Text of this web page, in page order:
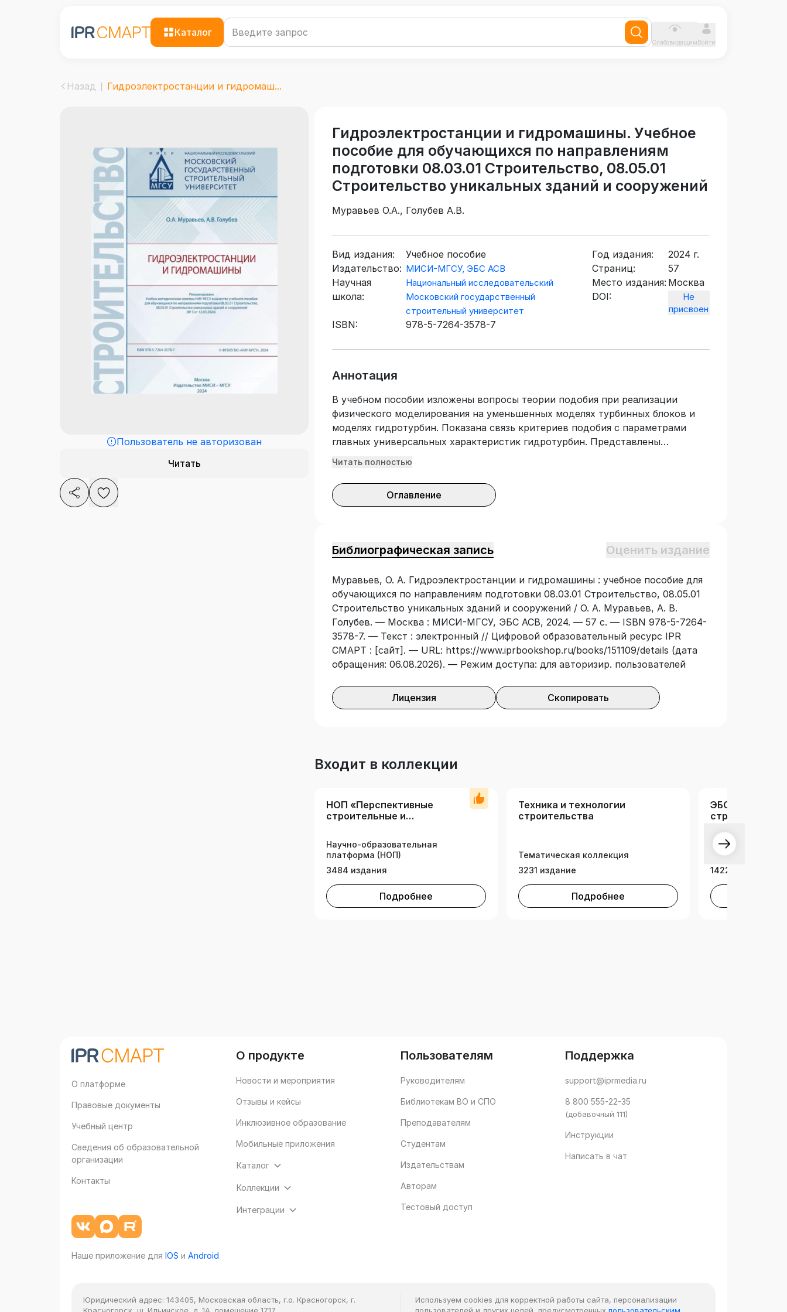
Каталог
СлабовидящимВойти
Назад Гидроэлектростанции и гидромаш...
Пользователь не авторизован
Читать
Гидроэлектростанции и гидромашины. Учебное
пособие для обучающихся по направлениям
подготовки 08.03.01 Строительство, 08.05.01
Строительство уникальных зданий и сооружений
Муравьев О.А., Голубев А.В.
Вид издания:
Учебное пособие
Издательство: МИСИ-МГСУ, ЭБС АСВ
Научная
школа:
Национальный исследовательский
Московский государственный
строительный университет
ISBN: 978-5-7264-3578-7
Год издания:
2024 г.
Страниц:
57
Место издания: Москва
DOI:
Не
присвоен
Аннотация
В учебном пособии изложены вопросы теории подобия при реализации
физического моделирования на уменьшенных моделях турбинных блоков и
моделях гидротурбин. Показана связь критериев подобия с параметрами
главных универсальных характеристик гидротурбин. Представлены
методики определения параметров модели: расхода, напора, давления,
лабораторного стенда для получения энергетических характеристик
активной и реактивной турбин, изложена методика проведения
Читать полностью
Оглавление
Библиографическая запись Оценить издание
Муравьев, О. А. Гидроэлектростанции и гидромашины : учебное пособие для
обучающихся по направлениям подготовки 08.03.01 Строительство, 08.05.01
Строительство уникальных зданий и сооружений / О. А. Муравьев, А. В.
Голубев. — Москва : МИСИ-МГСУ, ЭБС АСВ, 2024. — 57 с. — ISBN 978-5-7264-
3578-7. — Текст : электронный // Цифровой образовательный ресурс IPR
СМАРТ : [сайт]. — URL: https://www.iprbookshop.ru/books/151109/details (дата
обращения: 06.08.2026). — Режим доступа: для авторизир. пользователей
Лицензия Скопировать
Входит в коллекции
НОП «Перспективные
строительные и
Научно-образовательная
платформа (НОП)
3484 издания
Подробнее
Техника и технологии
строительства
Тематическая коллекция
3231 издание
Подробнее
ЭБС
строительных
Научно-
платформа (НОП)
14224 издания
О платформе
Правовые документы
Учебный центр
Сведения об образовательной
организации
Контакты
Наше приложение для IOS и Android
О продукте
Новости и мероприятия
Отзывы и кейсы
Инклюзивное образование
Мобильные приложения
Каталог
Коллекции
Интеграции
Пользователям
Руководителям
Библиотекам ВО и СПО
Преподавателям
Студентам
Издательствам
Авторам
Тестовый доступ
Поддержка
support@iprmedia.ru
8 800 555-22-35
(добавочный 111)
Инструкции
Написать в чат
Юридический адрес: 143405, Московская область, г.о. Красногорск, г.
Используем cookies для корректной работы сайта, персонализации